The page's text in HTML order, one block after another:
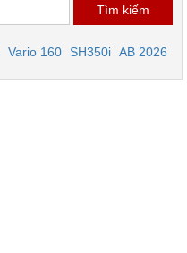
Vario 160 SH350i AB 2026